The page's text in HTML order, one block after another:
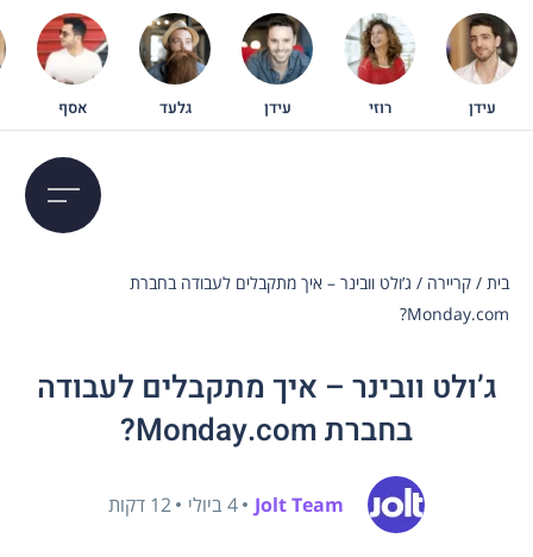
עידן רוזי עידן גלעד אסף
בית / קריירה / ג’ולט וובינר – איך מתקבלים לעבודה בחברת
Monday.com?
ג’ולט וובינר – איך מתקבלים לעבודה
בחברת Monday.com?
Jolt Team 4 ביולי 12 דקות